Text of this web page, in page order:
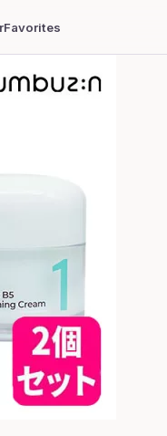
Favorites